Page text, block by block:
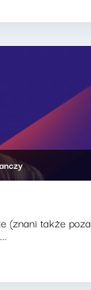
(znani także poza